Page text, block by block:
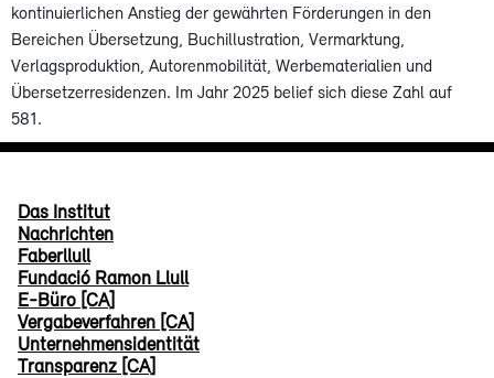
kontinuierlichen Anstieg der gewährten Förderungen in den
Bereichen Übersetzung, Buchillustration, Vermarktung,
Verlagsproduktion, Autorenmobilität, Werbematerialien und
Übersetzerresidenzen. Im Jahr 2025 belief sich diese Zahl auf
581.
Das Institut
Nachrichten
Faberllull
Fundació Ramon Llull
E-Büro [CA]
Vergabeverfahren [CA]
Unternehmensidentität
Transparenz [CA]